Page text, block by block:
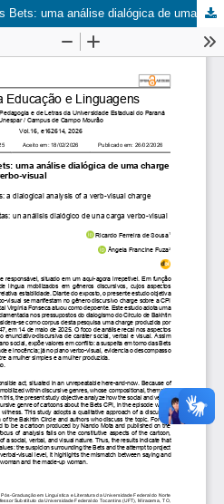
Virgínia Fonseca na CPI das Bets: uma análise dialógica de uma charge verbo-visual